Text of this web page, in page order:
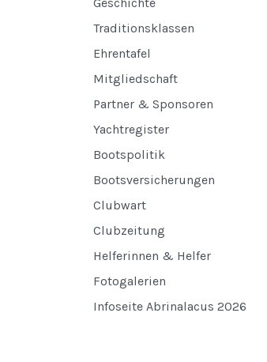
Geschichte
Traditionsklassen
Ehrentafel
Mitgliedschaft
Partner & Sponsoren
Yachtregister
Bootspolitik
Bootsversicherungen
Clubwart
Clubzeitung
Helferinnen & Helfer
Fotogalerien
Infoseite Abrinalacus 2026